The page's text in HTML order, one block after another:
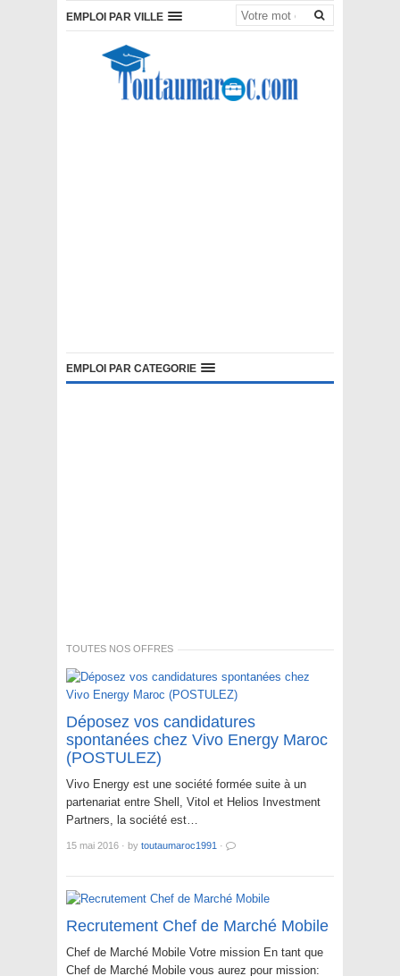
EMPLOI PAR VILLE
EMPLOI PAR CATEGORIE
TOUTES NOS OFFRES
Déposez vos candidatures
spontanées chez Vivo Energy Maroc
(POSTULEZ)
Vivo Energy est une société formée suite à un
partenariat entre Shell, Vitol et Helios Investment
Partners, la société est…
15 mai 2016 · by toutaumaroc1991 ·
Recrutement Chef de Marché Mobile
Chef de Marché Mobile Votre mission En tant que
Chef de Marché Mobile vous aurez pour mission: